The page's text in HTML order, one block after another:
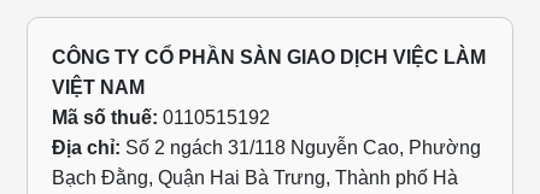
CÔNG TY CỔ PHẦN SÀN GIAO DỊCH VIỆC LÀM
VIỆT NAM
Mã số thuế:0110515192
Địa chỉ:Số 2 ngách 31/118 Nguyễn Cao, Phường